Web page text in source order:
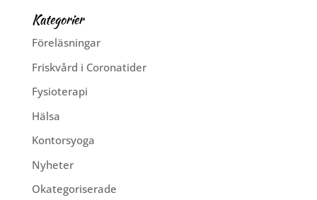
Kategorier
Föreläsningar
Friskvård i Coronatider
Fysioterapi
Hälsa
Kontorsyoga
Nyheter
Okategoriserade